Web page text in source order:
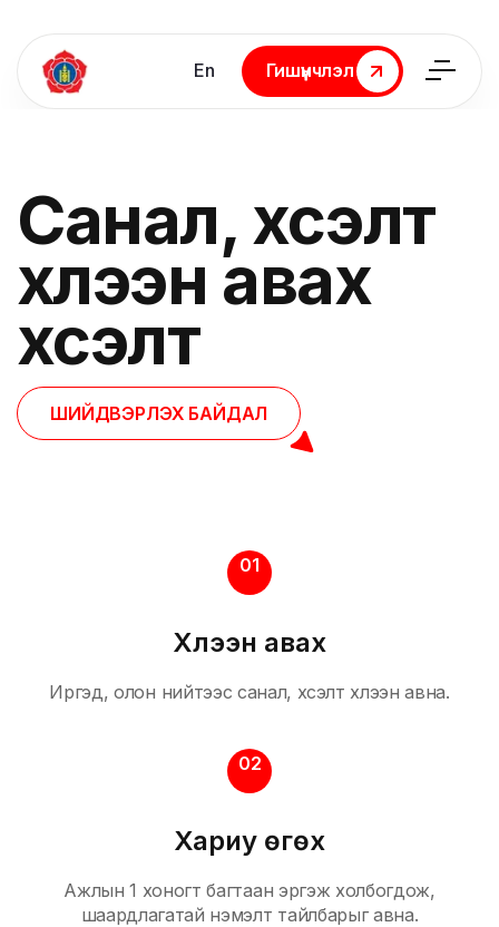
En
Гишүүнчлэл
Гишүүнчлэл
Санал, хүсэлт
хүлээн авах
хүсэлт
ШИЙДВЭРЛЭХ БАЙДАЛ
01
Хүлээн авах
Иргэд, олон нийтээс санал, хүсэлт хүлээн авна.
02
Хариу өгөх
Ажлын 1 хоногт багтаан эргэж холбогдож,
шаардлагатай нэмэлт тайлбарыг авна.